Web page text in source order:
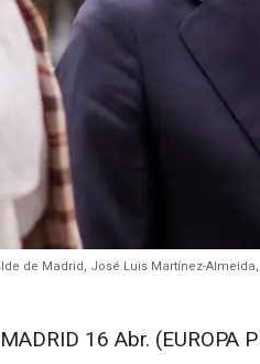
de Madrid, José Luis Martínez-
MADRID 16 Abr. (EUROPA